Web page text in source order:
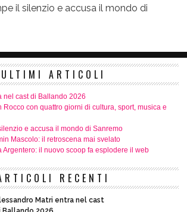
il silenzio e accusa il mondo di
ULTIMI ARTICOLI
nel cast di Ballando 2026
Rocco con quattro giorni di cultura, sport, musica e
e accusa il mondo di Sanremo
Mascolo: il retroscena mai svelato
Argentero: il nuovo scoop fa esplodere il web
RECENTI
Matri entra nel cast